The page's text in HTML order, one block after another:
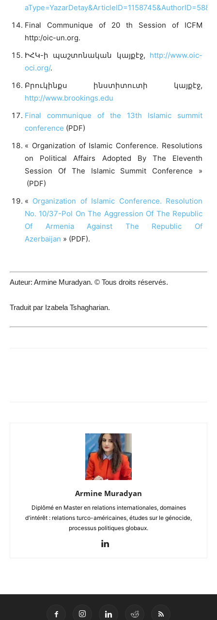
Final Communique of 20 th Session of ICFM
http:/oic-un.org.
ԻՀԿ-ի պաշտոնական կայքէջ, http://www.oic-
oci.org/.
Բրուկինքս ինստիտուտի կայքէջ,
http://www.brookings.edu
Final communique of the 13th Islamic summit
conference (PDF)
« Organization of Islamic Conference. Resolutions
on Political Affairs Adopted By The Eleventh
Session Of The Islamic Summit Conference »
(PDF)
« Organization of Islamic Conference. Resolution
No. 10/37-Pol On The Aggression Of The Republic
Of Armenia Against The Republic Of
Azerbaijan » (PDF).
Auteur: Armine Muradyan. © Tous droits réservés.
Traduit par Izabela Tshagharian.
Armine Muradyan
Diplômé en Master en relations internationales, domaines
d'intérêt : relations turco-américaines, études sur le génocide,
processus politiques globaux.